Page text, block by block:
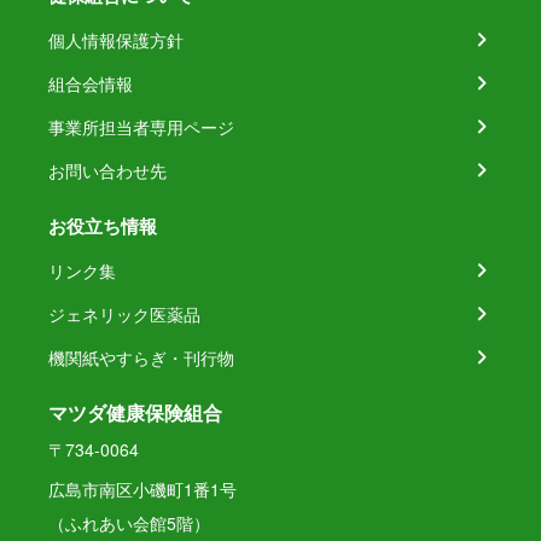
個人情報保護方針
組合会情報
事業所担当者専用ページ
お問い合わせ先
お役立ち情報
リンク集
ジェネリック医薬品
機関紙やすらぎ・刊行物
マツダ健康保険組合
〒734-0064
広島市南区小磯町1番1号
（ふれあい会館5階）